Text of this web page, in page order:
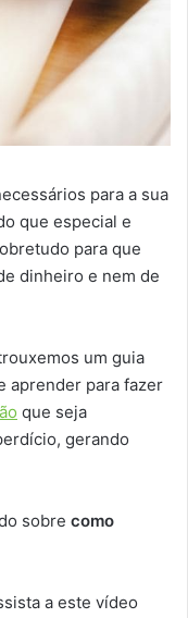
para a sua
que especial e
para que
dinheiro e nem de
um guia
aprender para fazer
que seja
gerando
sobre como
a este vídeo